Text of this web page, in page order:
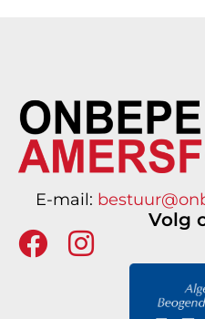
E-mail:
Volg